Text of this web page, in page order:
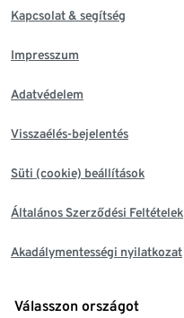
Kapcsolat & segítség
Impresszum
Adatvédelem
Visszaélés-bejelentés
Süti (cookie) beállítások
Általános Szerződési Feltételek
Akadálymentességi nyilatkozat
Válasszon országot